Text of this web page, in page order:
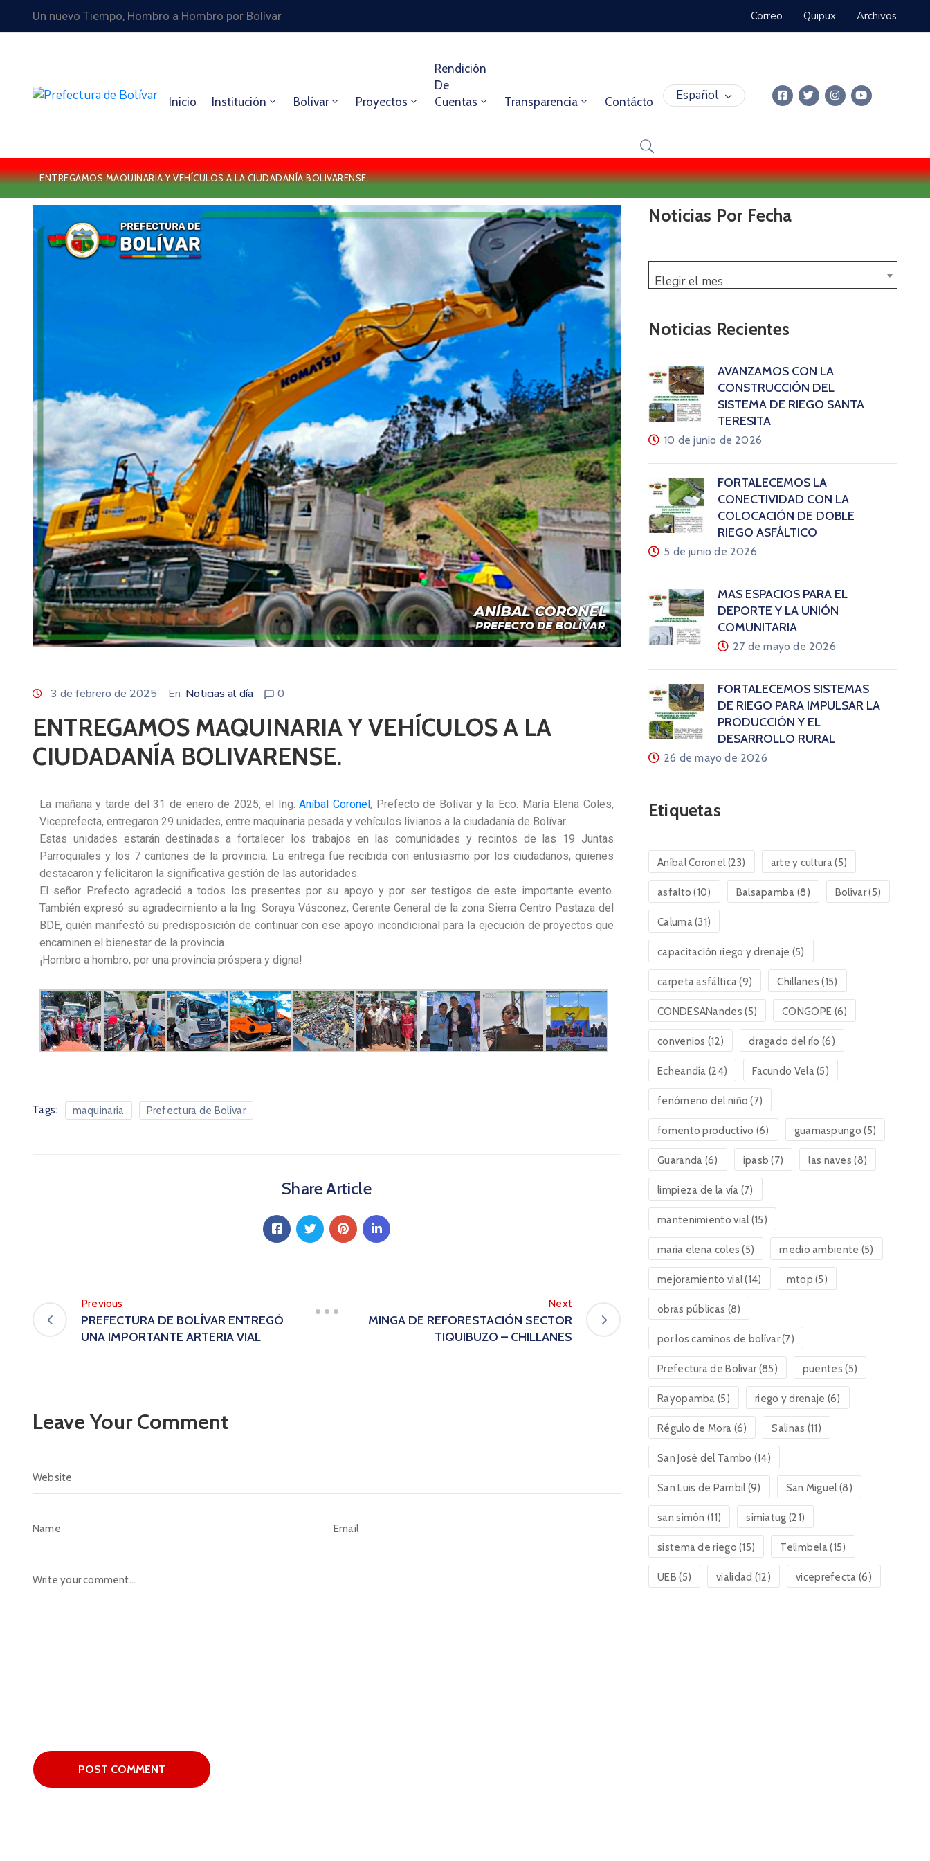
Un nuevo Tiempo, Hombro a Hombro por Bolívar Correo Quipux Archivos
Inicio Institución Bolívar Proyectos
Rendición
De
Cuentas
Transparencia Contácto Español
ENTREGAMOS MAQUINARIA Y VEHÍCULOS A LA CIUDADANÍA BOLIVARENSE.
3 de febrero de 2025 En Noticias al día 0
ENTREGAMOS MAQUINARIA Y VEHÍCULOS A LA
CIUDADANÍA BOLIVARENSE.
La mañana y tarde del 31 de enero de 2025, el Ing.Aníbal Coronel, Prefecto de Bolívar y la Eco. María Elena Coles,
Viceprefecta, entregaron 29 unidades, entre maquinaria pesada y vehículos livianos a la ciudadanía de Bolívar.
Estas unidades estarán destinadas a fortalecer los trabajos en las comunidades y recintos de las 19 Juntas
Parroquiales y los 7 cantones de la provincia. La entrega fue recibida con entusiasmo por los ciudadanos, quienes
destacaron y felicitaron la significativa gestión de las autoridades.
El señor Prefecto agradeció a todos los presentes por su apoyo y por ser testigos de este importante evento.
También expresó su agradecimiento a la Ing. Soraya Vásconez, Gerente General de la zona Sierra Centro Pastaza del
BDE, quién manifestó su predisposición de continuar con ese apoyo incondicional para la ejecución de proyectos que
encaminen el bienestar de la provincia.
¡Hombro a hombro, por una provincia próspera y digna!
Tags: maquinaria Prefectura de Bolívar
Share Article
Previous
PREFECTURA DE BOLÍVAR ENTREGÓ
UNA IMPORTANTE ARTERIA VIAL
Next
MINGA DE REFORESTACIÓN SECTOR
TIQUIBUZO – CHILLANES
Leave Your Comment
Noticias Por Fecha
Elegir el mes
Noticias Recientes
AVANZAMOS CON LA
CONSTRUCCIÓN DEL
SISTEMA DE RIEGO SANTA
TERESITA
10 de junio de 2026
FORTALECEMOS LA
CONECTIVIDAD CON LA
COLOCACIÓN DE DOBLE
RIEGO ASFÁLTICO
5 de junio de 2026
MÁS ESPACIOS PARA EL
DEPORTE Y LA UNIÓN
COMUNITARIA
27 de mayo de 2026
FORTALECEMOS SISTEMAS
DE RIEGO PARA IMPULSAR LA
PRODUCCIÓN Y EL
DESARROLLO RURAL
26 de mayo de 2026
Etiquetas
Aníbal Coronel(23) arte y cultura(5)
asfalto (10) Balsapamba (8) Bolívar(5)
Caluma(31)
capacitación riego y drenaje (5)
carpeta asfáltica(9) Chillanes (15)
CONDESANandes (5) CONGOPE (6)
convenios (12) dragado del río (6)
Echeandía (24) Facundo Vela(5)
fenómeno del niño (7)
fomento productivo (6) guamaspungo (5)
Guaranda (6) ipasb (7) las naves (8)
limpieza de la vía (7)
mantenimiento vial(15)
maría elena coles (5) medio ambiente (5)
mejoramiento vial(14) mtop (5)
obras públicas (8)
por los caminos de bolívar(7)
Prefectura de Bolívar(85) puentes (5)
Rayopamba (5) riego y drenaje (6)
Régulo de Mora (6) Salinas (11)
San José del Tambo (14)
San Luis de Pambil(9) San Miguel(8)
san simón (11) simiatug (21)
sistema de riego (15) Telimbela(15)
UEB (5) vialidad (12) viceprefecta (6)